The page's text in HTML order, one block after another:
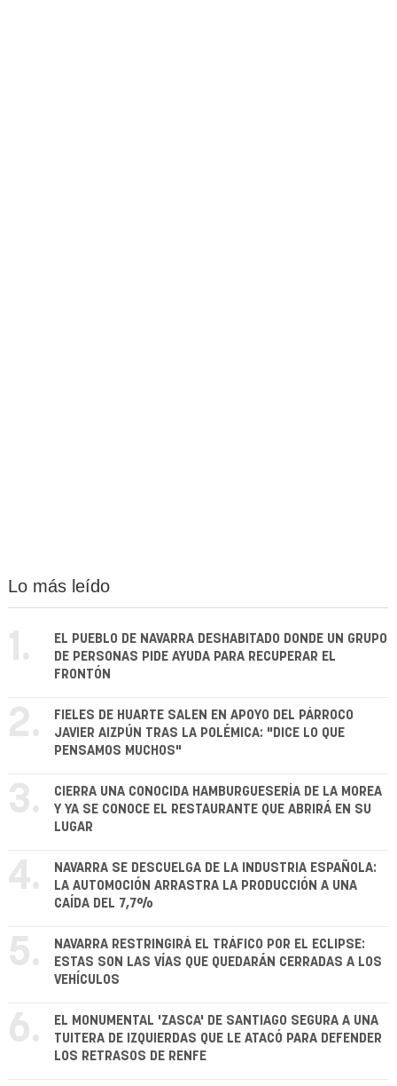
Lo más leído
1.
EL PUEBLO DE NAVARRA DESHABITADO DONDE UN GRUPO
DE PERSONAS PIDE AYUDA PARA RECUPERAR EL
FRONTÓN
2.
FIELES DE HUARTE SALEN EN APOYO DEL PÁRROCO
JAVIER AIZPÚN TRAS LA POLÉMICA: "DICE LO QUE
PENSAMOS MUCHOS"
3.
CIERRA UNA CONOCIDA HAMBURGUESERÍA DE LA MOREA
Y YA SE CONOCE EL RESTAURANTE QUE ABRIRÁ EN SU
LUGAR
4.
NAVARRA SE DESCUELGA DE LA INDUSTRIA ESPAÑOLA:
LA AUTOMOCIÓN ARRASTRA LA PRODUCCIÓN A UNA
CAÍDA DEL 7,7%
5.
NAVARRA RESTRINGIRÁ EL TRÁFICO POR EL ECLIPSE:
ESTAS SON LAS VÍAS QUE QUEDARÁN CERRADAS A LOS
VEHÍCULOS
6.
EL MONUMENTAL 'ZASCA' DE SANTIAGO SEGURA A UNA
TUITERA DE IZQUIERDAS QUE LE ATACÓ PARA DEFENDER
LOS RETRASOS DE RENFE